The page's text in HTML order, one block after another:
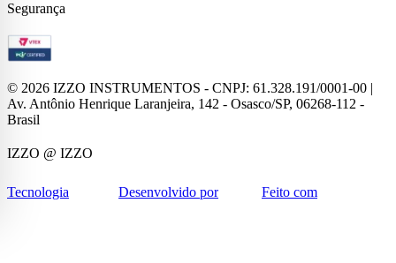
Segurança
© 2026 IZZO INSTRUMENTOS - CNPJ: 61.328.191/0001-00 |
Av. Antônio Henrique Laranjeira, 142 - Osasco/SP, 06268-112 -
Brasil
IZZO @ IZZO
Tecnologia Desenvolvido por Feito com